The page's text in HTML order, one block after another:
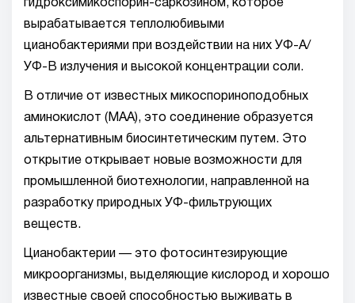
гидроксимикоспорин-саркозином, которое
вырабатывается теплолюбивыми
цианобактериями при воздействии на них УФ-А/
УФ-В излучения и высокой концентрации соли.
В отличие от известных микоспориноподобных
аминокислот (МАА), это соединение образуется
альтернативным биосинтетическим путем. Это
открытие открывает новые возможности для
промышленной биотехнологии, направленной на
разработку природных УФ-фильтрующих
веществ.
Цианобактерии — это фотосинтезирующие
микроорганизмы, выделяющие кислород и хорошо
известные своей способностью выживать в